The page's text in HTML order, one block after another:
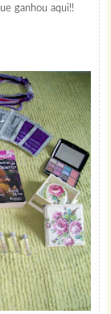
ganhou aqui!!